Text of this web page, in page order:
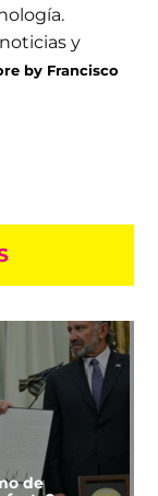
y
by Francisco
de